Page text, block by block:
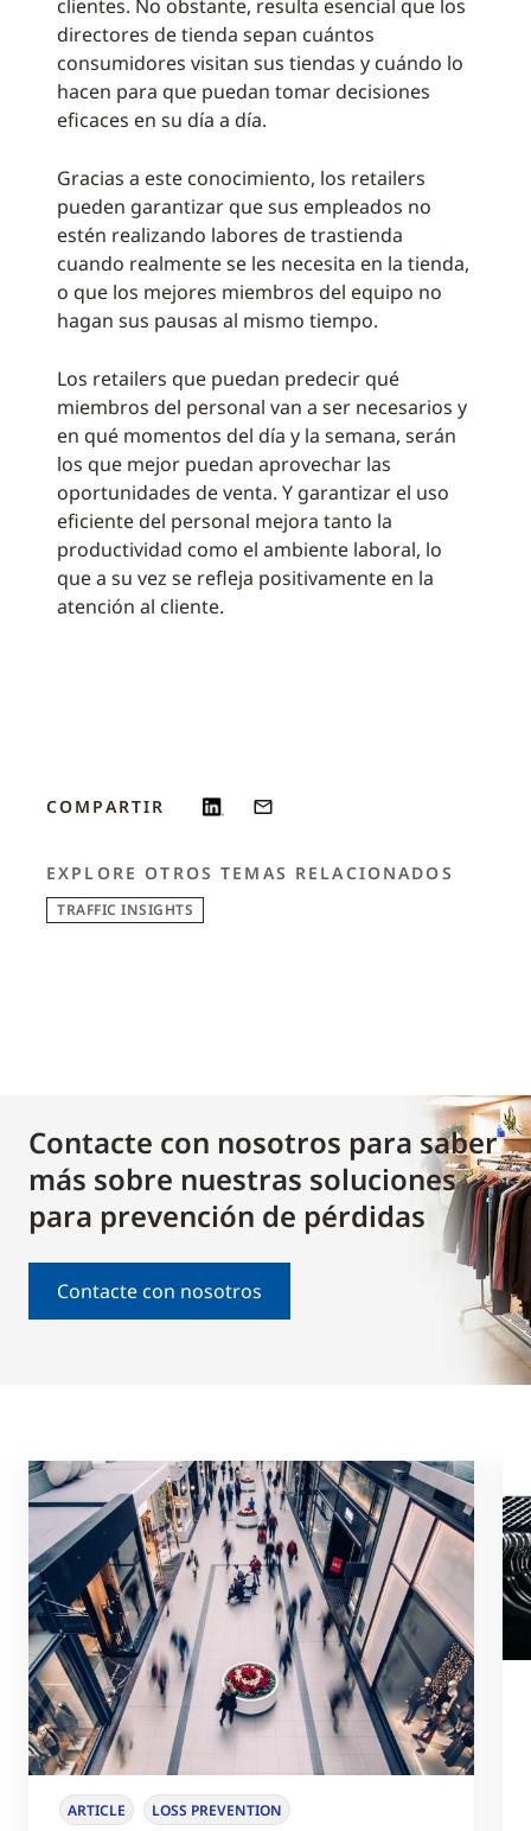
clientes. No obstante, resulta esencial que los
directores de tienda sepan cuántos
consumidores visitan sus tiendas y cuándo lo
hacen para que puedan tomar decisiones
eficaces en su día a día.
Gracias a este conocimiento, los retailers
pueden garantizar que sus empleados no
estén realizando labores de trastienda
cuando realmente se les necesita en la tienda,
o que los mejores miembros del equipo no
hagan sus pausas al mismo tiempo.
Los retailers que puedan predecir qué
miembros del personal van a ser necesarios y
en qué momentos del día y la semana, serán
los que mejor puedan aprovechar las
oportunidades de venta. Y garantizar el uso
eficiente del personal mejora tanto la
productividad como el ambiente laboral, lo
que a su vez se refleja positivamente en la
atención al cliente.
COMPARTIR
EXPLORE OTROS TEMAS RELACIONADOS
TRAFFIC INSIGHTS
Contacte con nosotros para saber
más sobre nuestras soluciones
para prevención de pérdidas
Contacte con nosotros
ARTICLE LOSS PREVENTION